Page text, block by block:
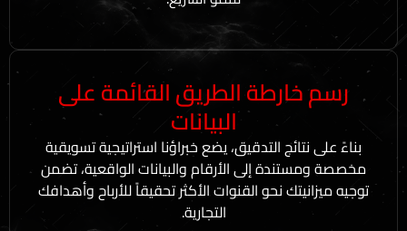
الطريق القائمة على
البيانات
التدقيق، يضع خبراؤنا استراتيجية تسويقية
إلى الأرقام والبيانات الواقعية، تضمن
نحو القنوات الأكثر تحقيقاً للأرباح وأهدافك
التجارية.